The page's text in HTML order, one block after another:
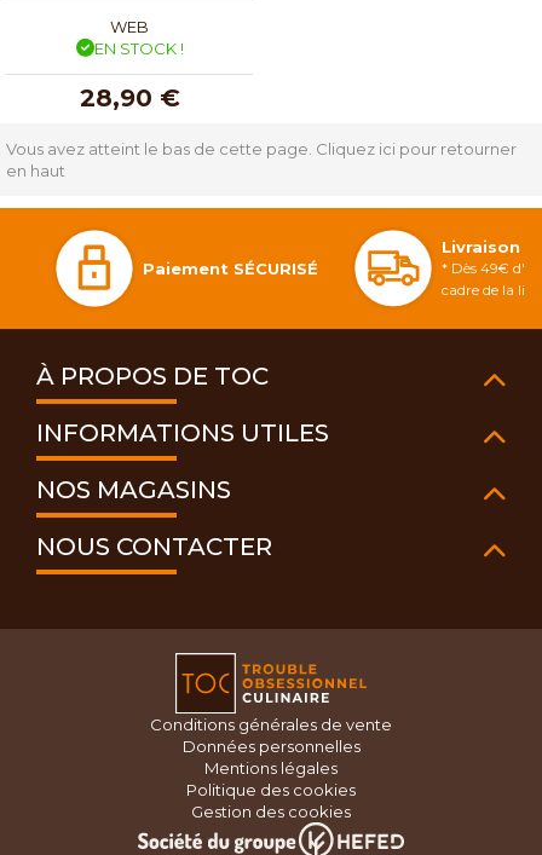
WEB
EN STOCK !
28,90 €
Vous avez atteint le bas de cette page. Cliquez ici pour retourner
en haut
Paiement SÉCURISÉ
Livraison
* Dès 49€
cadre de la
À PROPOS DE TOC
INFORMATIONS UTILES
NOS MAGASINS
NOUS CONTACTER
Conditions générales de vente
Données personnelles
Mentions légales
Politique des cookies
Gestion des cookies